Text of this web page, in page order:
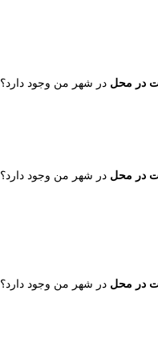
در محل در شهر من وجود دارد؟
در محل در شهر من وجود دارد؟
در محل در شهر من وجود دارد؟